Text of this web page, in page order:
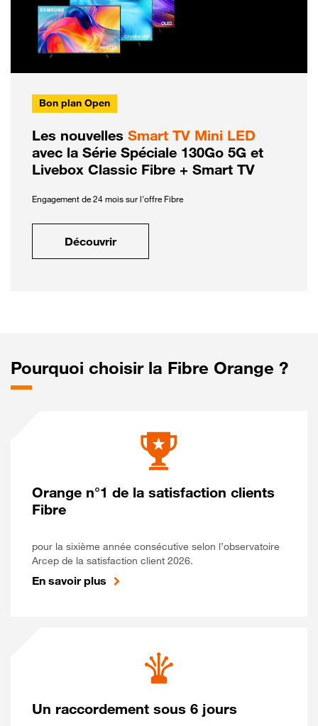
Bon plan Open
Les nouvelles Smart TV Mini LED
avec la Série Spéciale 130Go 5G et
Livebox Classic Fibre + Smart TV
Engagement de 24 mois sur l'offre Fibre
Découvrir
Pourquoi choisir la Fibre Orange ?
Orange n°1 de la satisfaction clients
Fibre
pour la sixième année consécutive selon l’observatoire
Arcep de la satisfaction client 2026.
En savoir plus
Un raccordement sous 6 jours